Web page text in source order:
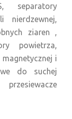
separatory
nierdzewnej,
ziaren ,
powietrza,
i
do suchej